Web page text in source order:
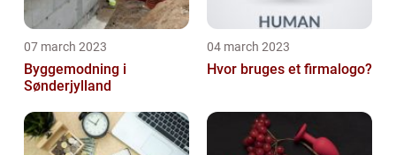
07 march 2023
Byggemodning i
Sønderjylland
04 march 2023
Hvor bruges et firmalogo?